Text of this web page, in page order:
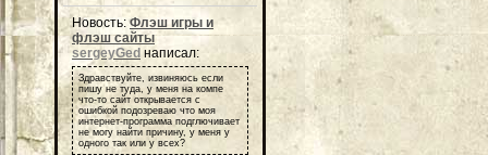
Новость:Флэш игры и
флэш сайты
sergeyGed написал:
Здравствуйте, извиняюсь если
пишу не туда, у меня на компе
что-то сайт открывается с
ошибкой подозреваю что моя
интернет-программа подглючивает
не могу найти причину, у меня у
одного так или у всех?